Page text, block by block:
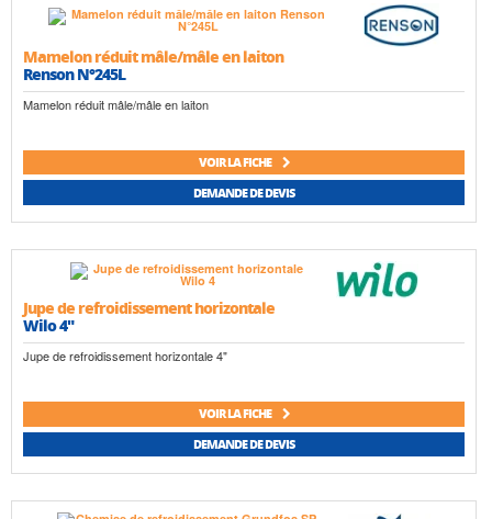
Mamelon réduit mâle/mâle en laiton
Renson N°245L
Mamelon réduit mâle/mâle en laiton
VOIR LA FICHE
DEMANDE DE DEVIS
Jupe de refroidissement horizontale
Wilo 4"
Jupe de refroidissement horizontale 4"
VOIR LA FICHE
DEMANDE DE DEVIS